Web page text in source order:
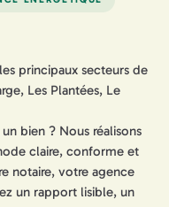
principaux secteurs de
Les Plantées, Le
bien ? Nous réalisons
claire, conforme et
notaire, votre agence
un rapport lisible, un